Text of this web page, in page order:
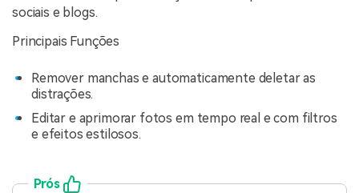
sociais e blogs.
Principais Funções
Remover manchas e automaticamente deletar as
distrações.
Editar e aprimorar fotos em tempo real e com filtros
e efeitos estilosos.
Prós